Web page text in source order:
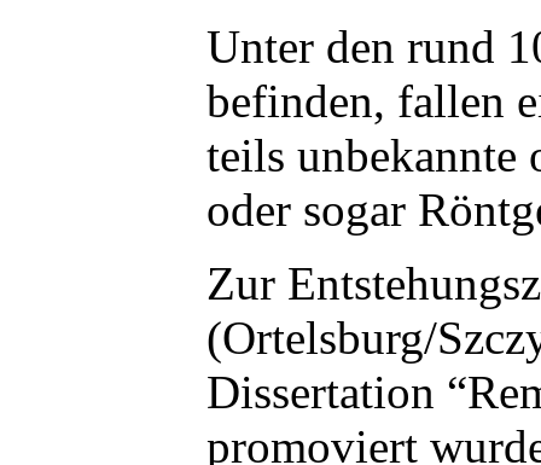
Unter den rund
befinden, fallen
teils unbekannte
oder sogar
Zur
(Ortelsburg/
Dissertation
promoviert